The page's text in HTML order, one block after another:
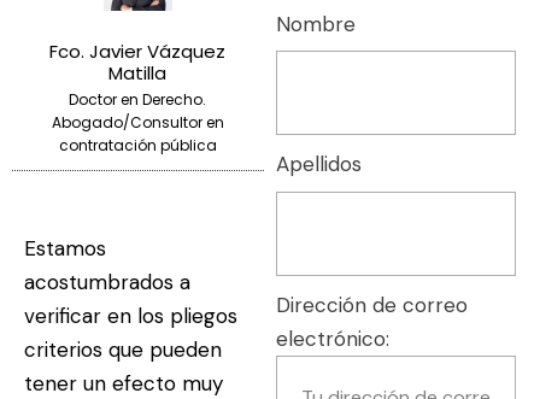
Fco. Javier Vázquez
Matilla
Doctor en Derecho.
Abogado/Consultor en
contratación pública
Estamos
acostumbrados a
verificar en los pliegos
criterios que pueden
tener un efecto muy
Nombre
Apellidos
Dirección de correo
electrónico: